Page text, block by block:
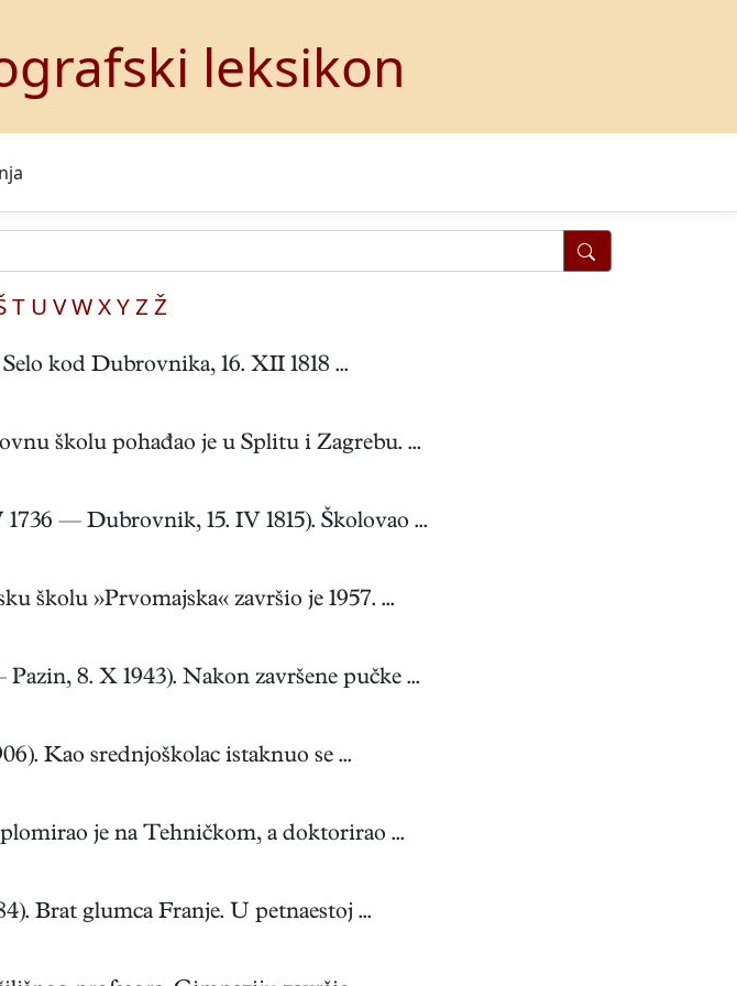
leksikon
T U VWXYZ Ž
kod Dubrovnika, 16. XII 1818 ...
školu pohađao je u Splitu i Zagrebu. ...
— Dubrovnik, 15. IV 1815). Školovao ...
školu »Prvomajska« završio je 1957. ...
8. X 1943). Nakon završene pučke ...
Kao srednjoškolac istaknuo se ...
je na Tehničkom, a doktorirao ...
Brat glumca Franje. U petnaestoj ...